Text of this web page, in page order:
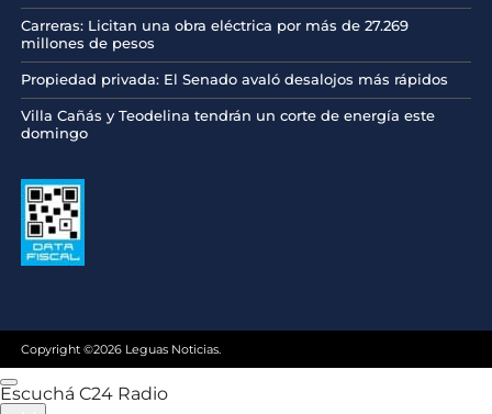
Carreras: Licitan una obra eléctrica por más de 27.269
millones de pesos
Propiedad privada: El Senado avaló desalojos más rápidos
Villa Cañás y Teodelina tendrán un corte de energía este
domingo
Copyright ©2026 Leguas Noticias.
Escuchá C24 Radio